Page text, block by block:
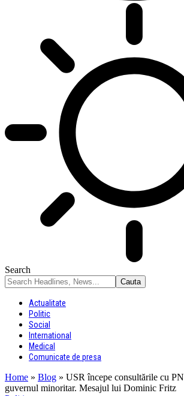
Search
Actualitate
Politic
Social
International
Medical
Comunicate de presa
Home » Blog » USR începe consultările cu
guvernul minoritar. Mesajul lui Dominic Fritz